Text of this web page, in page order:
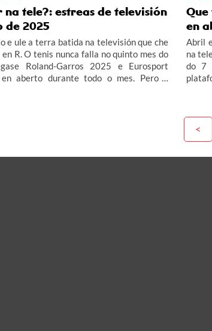
na tele?: estreas de televisión
de 2025
e ule a terra batida na televisión que che
R. O tenis nunca falla no quinto mes do
Roland-Garros 2025 e Eurosport
aberto durante todo o mes. Pero o
en
Abril
na
do 7
<